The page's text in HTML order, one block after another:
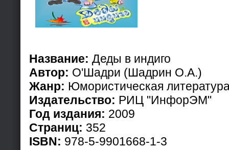
Название: Деды в индиго
Автор: О'Шадри (Шадрин О.А.)
Жанр: Юмористическая
Издательство: РИЦ "ИнфорЭМ"
Год издания: 2009
Страниц: 352
ISBN: 978-5-9901668-1-3